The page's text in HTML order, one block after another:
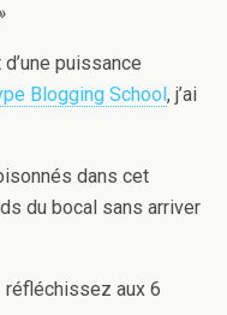
puissance
Blogging School , j’ai
dans cet
du bocal sans arriver
aux 6